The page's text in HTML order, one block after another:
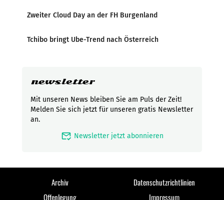
Zweiter Cloud Day an der FH Burgenland
Tchibo bringt Ube-Trend nach Österreich
newsletter
Mit unseren News bleiben Sie am Puls der Zeit!
Melden Sie sich jetzt für unseren gratis Newsletter
an.
mark_email_read Newsletter jetzt abonnieren
Archiv
Datenschutzrichtlinien
Offenlegung
Impressum